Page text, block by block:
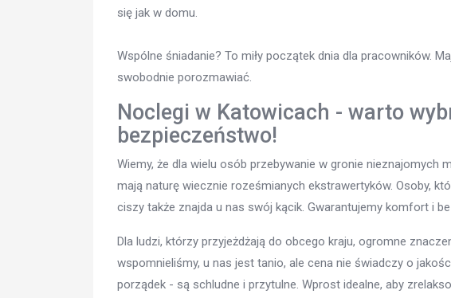
się jak w domu.
Wspólne śniadanie? To miły początek dnia dla pracowników.
swobodnie porozmawiać.
Noclegi w Katowicach - warto
bezpieczeństwo!
Wiemy, że dla wielu osób przebywanie w gronie nieznajomych
mają naturę wiecznie roześmianych ekstrawertyków. Osoby,
ciszy także znajda u nas swój kącik. Gwarantujemy komfort i
Dla ludzi, którzy przyjeżdżają do obcego kraju, ogromne
wspomnieliśmy, u nas jest tanio, ale cena nie świadczy o
porządek - są schludne i przytulne. Wprost idealne, aby